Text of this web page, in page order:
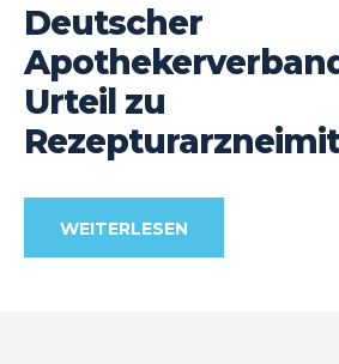
Deutscher
Urteil zu
WEITERLESEN